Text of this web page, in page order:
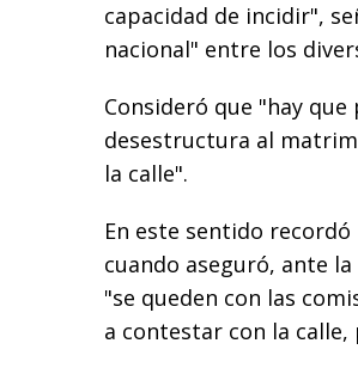
capacidad de incidir",
nacional" entre los
Consideró que "hay
desestructura al
la calle".
En este sentido
cuando aseguró, ante
"se queden con las
a contestar con la